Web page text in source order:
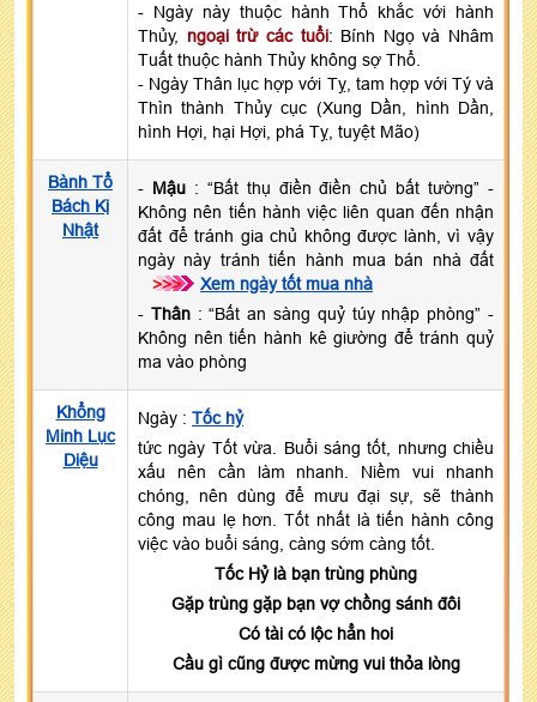
- Ngày này thuộc hành Thổ khắc với hành
Thủy, ngoại trừ các tuổi: Bính Ngọ và Nhâm
Tuất thuộc hành Thủy không sợ Thổ.
- Ngày Thân lục hợp với Tỵ, tam hợp với Tý và
Thìn thành Thủy cục (Xung Dần, hình Dần,
hình Hợi, hại Hợi, phá Tỵ, tuyệt Mão)
Bành Tổ
Bách Kị
Nhật
- Mậu: “Bất thụ điền điền chủ bất tường” -
Không nên tiến hành việc liên quan đến nhận
đất để tránh gia chủ không được lành, vì vậy
ngày này tránh tiến hành mua bán nhà đất
>>>
Xem ngày tốt mua nhà
- Thân: “Bất an sàng quỷ túy nhập phòng” -
Không nên tiến hành kê giường để tránh quỷ
ma vào phòng
Khổng
Minh Lục
Diệu
Ngày : Tốc hỷ
tức ngày Tốt vừa. Buổi sáng tốt, nhưng chiều
xấu nên cần làm nhanh. Niềm vui nhanh
chóng, nên dùng để mưu đại sự, sẽ thành
công mau lẹ hơn. Tốt nhất là tiến hành công
việc vào buổi sáng, càng sớm càng tốt.
Tốc Hỷ là bạn trùng phùng
Gặp trùng gặp bạn vợ chồng sánh đôi
Có tài có lộc hẳn hoi
Cầu gì cũng được mừng vui thỏa lòng